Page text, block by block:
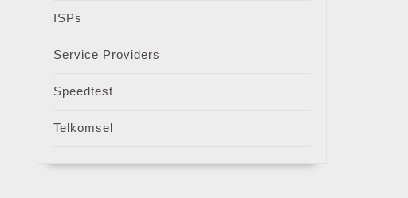
ISPs
Service Providers
Speedtest
Telkomsel